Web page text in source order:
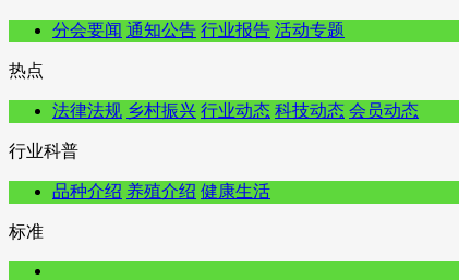
分会要闻 通知公告 行业报告 活动专题
热点
法律法规 乡村振兴 行业动态 科技动态 会员动态
行业科普
品种介绍 养殖介绍 健康生活
标准